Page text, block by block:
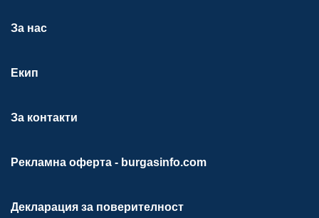
За нас
Екип
За контакти
Рекламна оферта - burgasinfo.com
Декларация за поверителност